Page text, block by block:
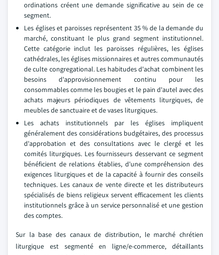
ordinations créent une demande significative au sein de ce
segment.
Les églises et paroisses représentent 35 % de la demande du
marché, constituant le plus grand segment institutionnel.
Cette catégorie inclut les paroisses régulières, les églises
cathédrales, les églises missionnaires et autres communautés
de culte congregational. Les habitudes d'achat combinent les
besoins d'approvisionnement continu pour les
consommables comme les bougies et le pain d'autel avec des
achats majeurs périodiques de vêtements liturgiques, de
meubles de sanctuaire et de vases liturgiques.
Les achats institutionnels par les églises impliquent
généralement des considérations budgétaires, des processus
d'approbation et des consultations avec le clergé et les
comités liturgiques. Les fournisseurs desservant ce segment
bénéficient de relations établies, d'une compréhension des
exigences liturgiques et de la capacité à fournir des conseils
techniques. Les canaux de vente directe et les distributeurs
spécialisés de biens religieux servent efficacement les clients
institutionnels grâce à un service personnalisé et une gestion
des comptes.
Sur la base des canaux de distribution, le marché chrétien
liturgique est segmenté en ligne/e-commerce, détaillants